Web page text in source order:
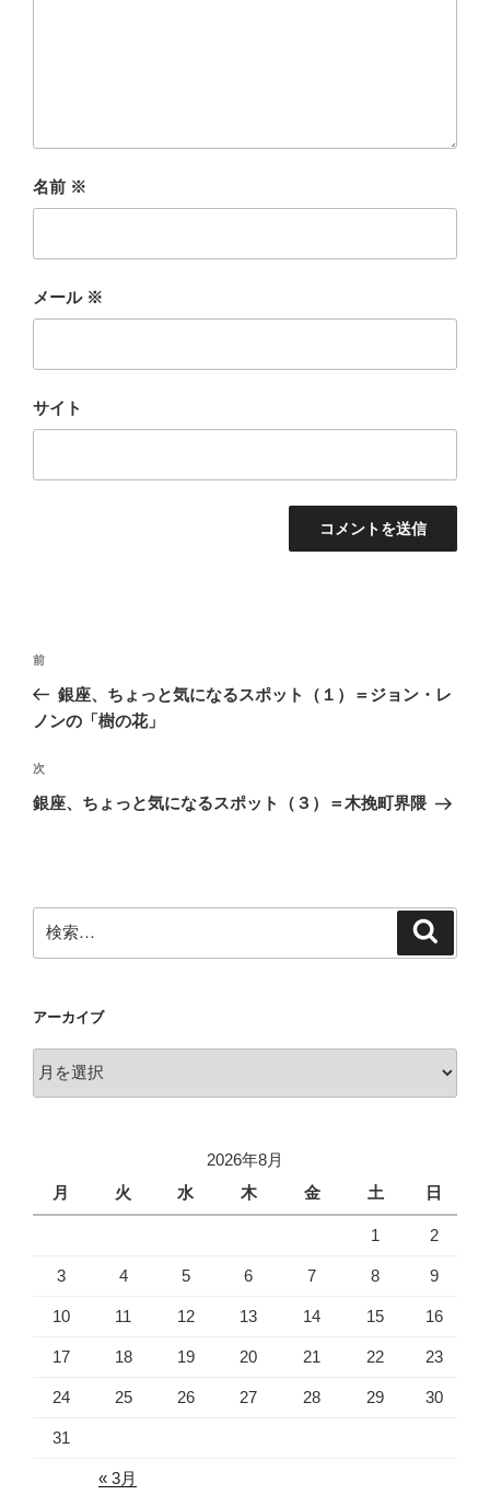
名前 ※
メール ※
サイト
投
ナ
ゲ
ー
前
の
投
前
銀座、ちょっと気になるスポット（１）＝ジョン・レ
ノンの「樹の花」
次
の
次
銀座、ちょっと気になるスポット（３）＝木挽町界隈
索:
アーカイブ
ー
2026年8月
月
火 水 木 金 土 日
1 2
3 4 5 6 7 8 9
10 11 12 13 14 15 16
17 18 19 20 21 22 23
24 25 26 27 28 29 30
31
« 3月